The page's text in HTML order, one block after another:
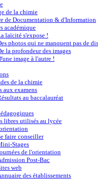
de la chimie
de Documentation & d'Information
académique
laïcité s'expose !
photos qui ne manquent pas de
la profondeur des images
image à l'autre !
de la chimie
aux examens
au baccalauréat
libres utilisés au lycée
faire conseiller
Stages
de l'orientation
Post-Bac
web
des établissements